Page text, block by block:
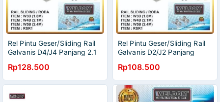
Rel Pintu Geser/Sliding Rail
Galvanis D4/J4 Panjang 2.1
Rp128.500
Rel Pintu Geser/Sliding Rail
Galvanis D2/J2 Panjang
Rp108.500